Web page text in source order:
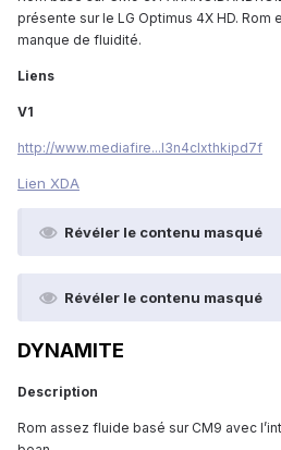
présente sur le LG Optimus 4X HD. Rom
manque de fluidité.
Liens
V1
http://www.mediafire...l3n4clxthkipd7f
Lien XDA
Révéler le contenu masqué
Révéler le contenu masqué
DYNAMITE
Description
Rom assez fluide basé sur CM9 avec